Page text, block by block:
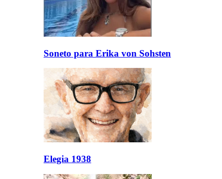
Soneto para Erika von Sohsten
Elegia 1938